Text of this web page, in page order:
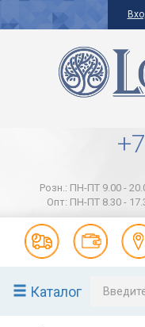
Розн.: ПН-ПТ 9.00 -
Опт: ПН-ПТ 8.30 -
Каталог